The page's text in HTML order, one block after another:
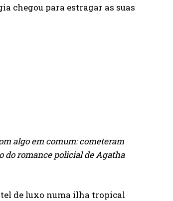
chegou para estragar as suas
algo em comum: cometeram
do romance policial de Agatha
de luxo numa ilha tropical